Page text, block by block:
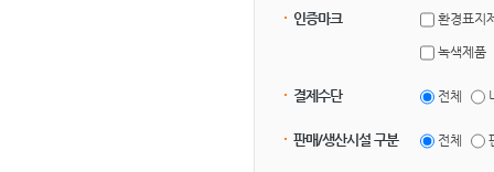
인증마크 환경표지
녹색제품
결제수단 전체
판매/생산시설 구분 전체